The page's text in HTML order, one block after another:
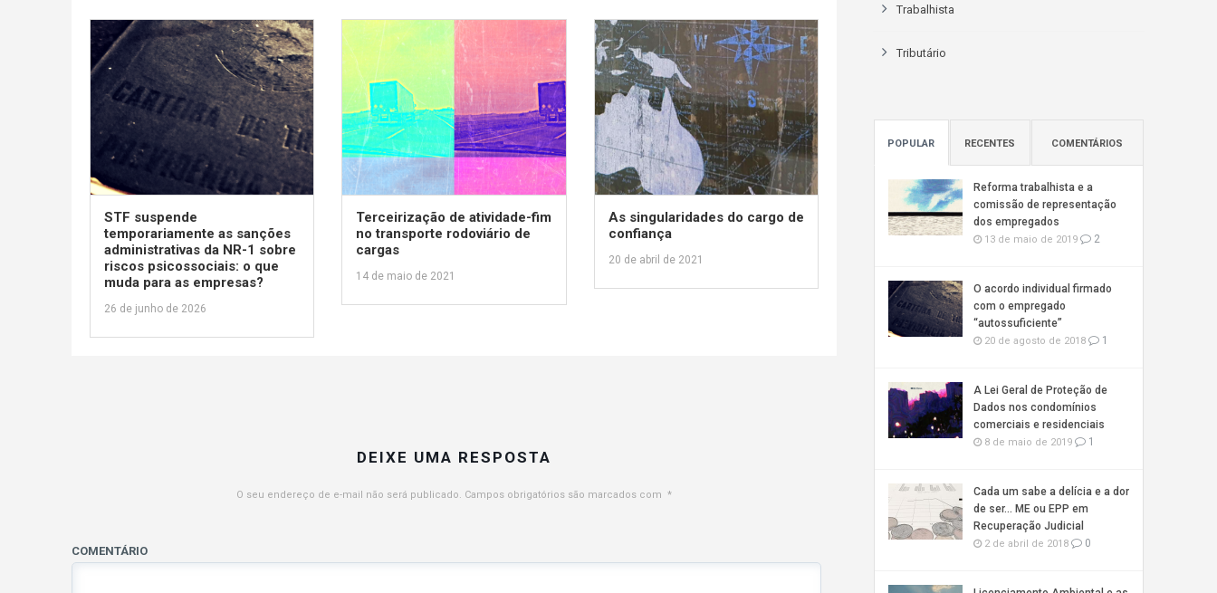
STF suspende
temporariamente as sanções
administrativas da NR-1 sobre
riscos psicossociais: o que
muda para as empresas?
26 de junho de 2026
Terceirização de atividade-fim
no transporte rodoviário de
cargas
14 de maio de 2021
As singularidades do cargo de
confiança
20 de abril de 2021
DEIXE UMA RESPOSTA
O seu endereço de e-mail não será publicado. Campos obrigatórios são marcados com *
COMENTÁRIO
Trabalhista
Tributário
POPULAR RECENTES COMENTÁRIOS
Reforma trabalhista e a
comissão de representação
dos empregados
13 de maio de 2019 2
O acordo individual firmado
com o empregado
“autossuficiente”
20 de agosto de 2018 1
A Lei Geral de Proteção de
Dados nos condomínios
comerciais e residenciais
8 de maio de 2019 1
Cada um sabe a delícia e a dor
de ser… ME ou EPP em
Recuperação Judicial
2 de abril de 2018 0